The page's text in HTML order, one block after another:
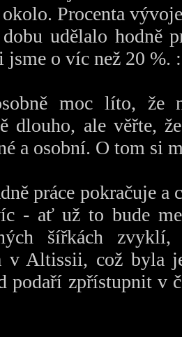
Procenta
udělalo hodně
jsme o víc než 20 %.
moc líto, že
dlouho, ale věřte,
a osobní. O tom si
práce pokračuje
- ať už to bude
šířkách
v Altissii, což byla
podaří zpřístupnit v